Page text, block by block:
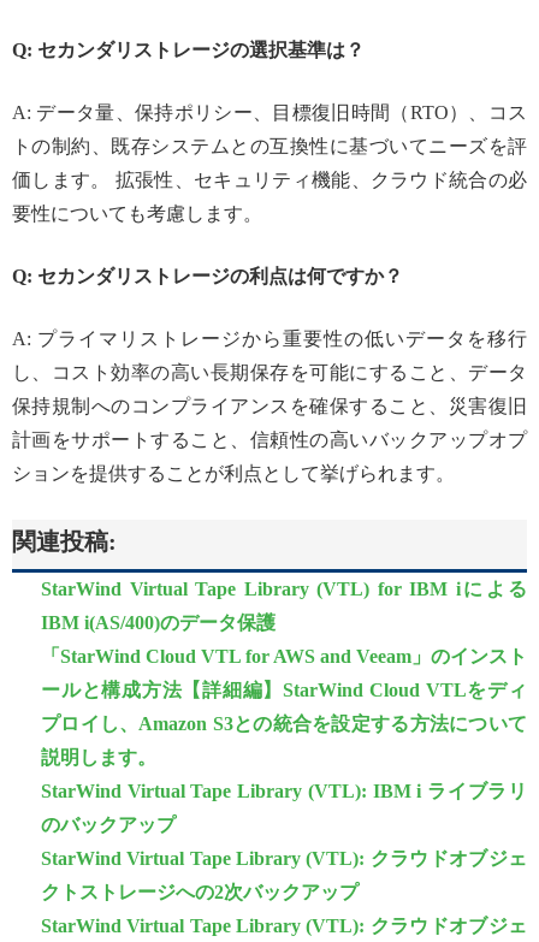
Q: セカンダリストレージの選択基準は？
A: データ量、保持ポリシー、目標復旧時間（RTO）、コス
トの制約、既存システムとの互換性に基づいてニーズを評
価します。 拡張性、セキュリティ機能、クラウド統合の必
要性についても考慮します。
Q: セカンダリストレージの利点は何ですか？
A: プライマリストレージから重要性の低いデータを移行
し、コスト効率の高い長期保存を可能にすること、データ
保持規制へのコンプライアンスを確保すること、災害復旧
計画をサポートすること、信頼性の高いバックアップオプ
ションを提供することが利点として挙げられます。
関連投稿:
StarWind Virtual Tape Library (VTL) for IBM iによる
IBM i(AS/400)のデータ保護
「StarWind Cloud VTL for AWS and Veeam」のインスト
ールと構成方法【詳細編】StarWind Cloud VTLをディ
プロイし、Amazon S3との統合を設定する方法について
説明します。
StarWind Virtual Tape Library (VTL): IBM i ライブラリ
のバックアップ
StarWind Virtual Tape Library (VTL): クラウドオブジェ
クトストレージへの2次バックアップ
StarWind Virtual Tape Library (VTL): クラウドオブジェ